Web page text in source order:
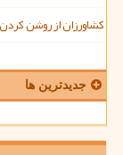
کشاورزان از روشن
جدیدترین ها